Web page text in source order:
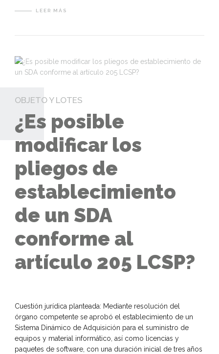
LEER MÁS
OBJETO Y LOTES
¿Es posible
modificar los
pliegos de
establecimiento
de un SDA
conforme al
artículo 205 LCSP?
Cuestión jurídica planteada: Mediante resolución del
órgano competente se aprobó el establecimiento de un
Sistema Dinámico de Adquisición para el suministro de
equipos y material informático, así como licencias y
paquetes de software, con una duración inicial de tres años